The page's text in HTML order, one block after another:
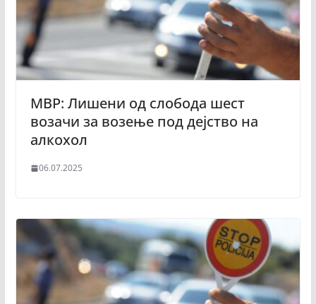
МВР: Лишени од слобода шест
возачи за возење под дејство на
алкохол
06.07.2025